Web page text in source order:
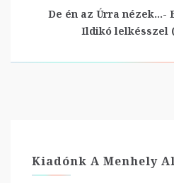
De én az Úrra nézek…-
Ildikó lelkésszel
Kiadónk A Menhely